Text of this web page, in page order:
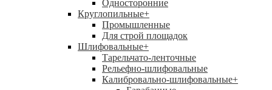
Односторонние
Круглопильные+
Промышленные
Для строй площадок
Шлифовальные+
Тарельчато-ленточные
Рельефно-шлифовальные
Калибровально-шлифовальные+